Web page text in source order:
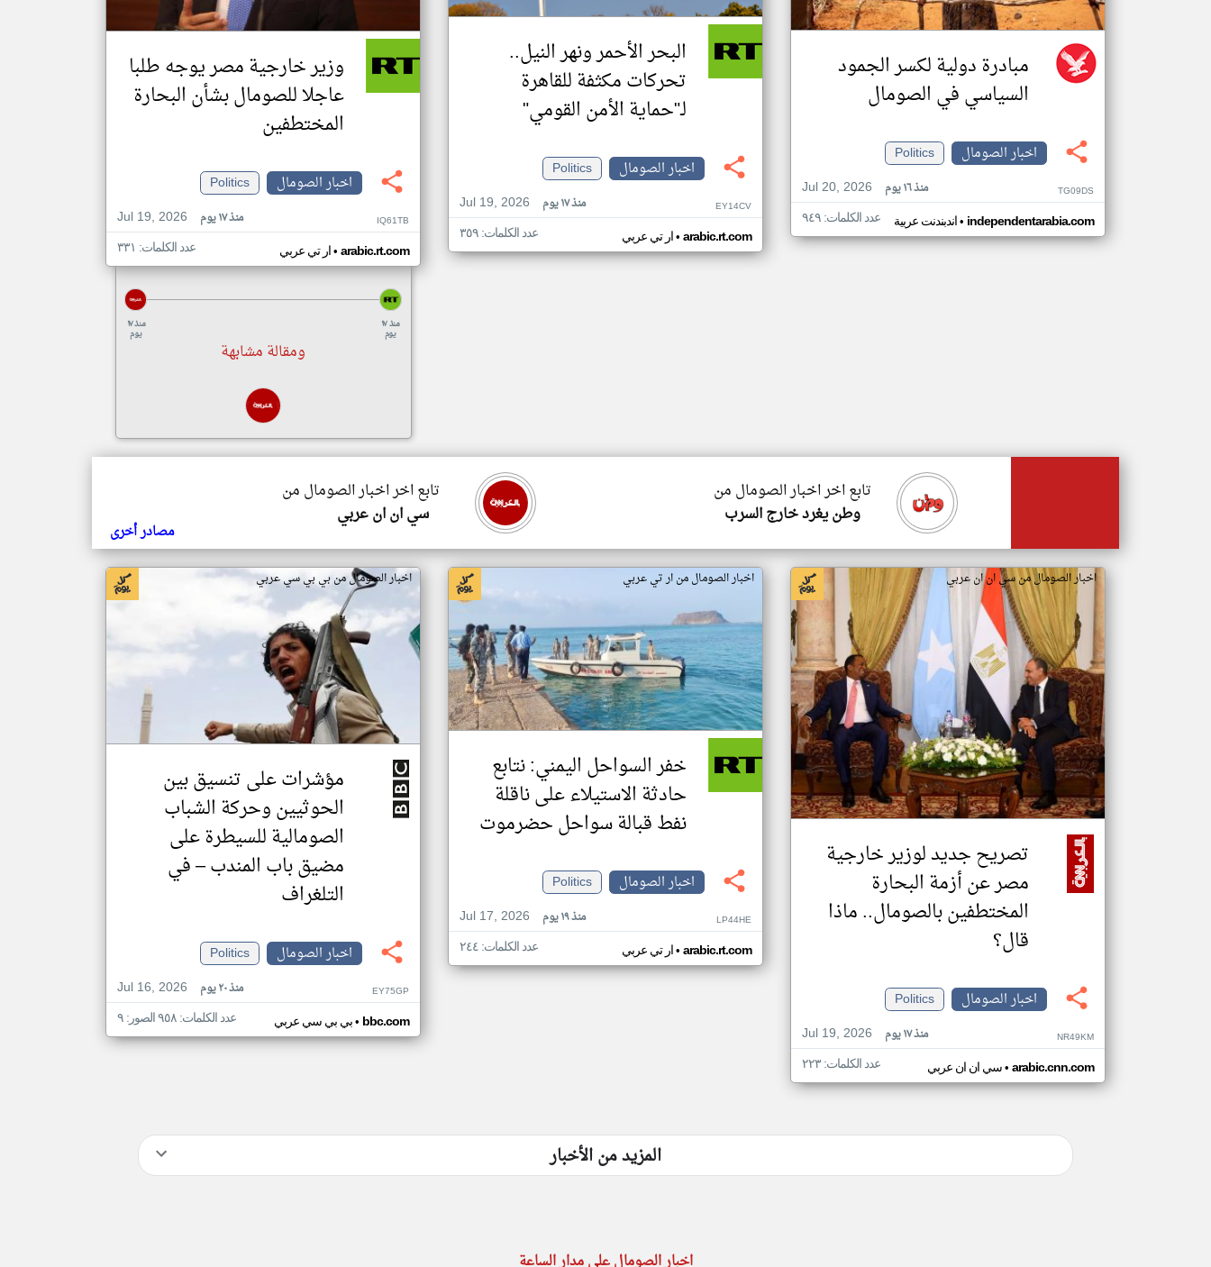
مبادرة دولية لكسر الجمود
السياسي في الصومال
اخبار الصومال
Politics
Jul 20, 2026
منذ ١٦ يوم TG09DS
اندبندنت عربية• independentarabia.com عدد الكلمات: ٩٤٩
البحر الأحمر ونهر النيل..
تحركات مكثفة للقاهرة
لـ"حماية الأمن القومي"
اخبار الصومال
Politics
Jul 19, 2026
منذ ١٧ يوم EY14CV
ار تي عربي• arabic.rt.com عدد الكلمات: ٣٥٩
وزير خارجية مصر يوجه طلبا
عاجلا للصومال بشأن البحارة
المختطفين
اخبار الصومال
Politics
Jul 19, 2026
منذ ١٧ يوم IQ61TB
ار تي عربي• arabic.rt.com عدد الكلمات: ٣٣١
منذ ١٧
يوم
منذ ١٧
يوم
ومقالة مشابهة
تابع اخر اخبار الصومال من
سي ان ان عربي
تابع اخر اخبار الصومال من
وطن يغرد خارج السرب
مصادر أخرى
اخبار الصومال من سي ان ان عربي
تصريح جديد لوزير خارجية
مصر عن أزمة البحارة
المختطفين بالصومال.. ماذا
قال؟
اخبار الصومال
Politics
Jul 19, 2026
منذ ١٧ يوم NR49KM
سي ان ان عربي• arabic.cnn.com عدد الكلمات: ٢٢٣
اخبار الصومال من ار تي عربي
خفر السواحل اليمني: نتابع
حادثة الاستيلاء على ناقلة
نفط قبالة سواحل حضرموت
اخبار الصومال
Politics
Jul 17, 2026
منذ ١٩ يوم LP44HE
ار تي عربي• arabic.rt.com عدد الكلمات: ٢٤٤
اخبار الصومال من بي بي سي عربي
مؤشرات على تنسيق بين
الحوثيين وحركة الشباب
الصومالية للسيطرة على
مضيق باب المندب – في
التلغراف
اخبار الصومال
Politics
Jul 16, 2026
منذ ٢٠ يوم EY75GP
بي بي سي عربي• bbc.com عدد الكلمات: ٩٥٨ الصور: ٩
المزيد من الأخبار